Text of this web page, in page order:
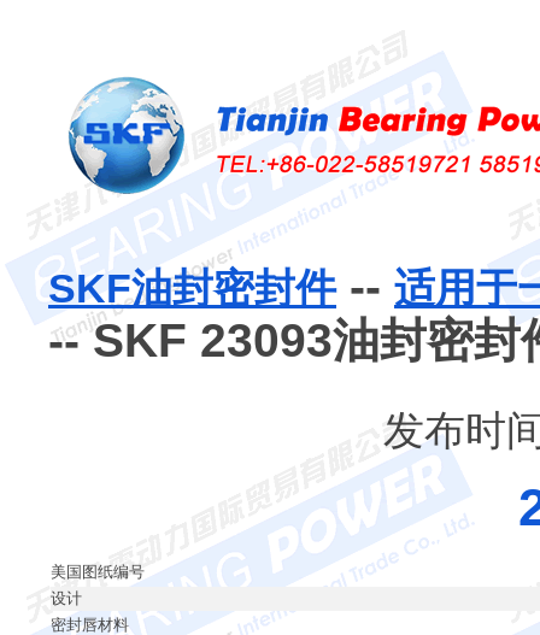
SKF油封密封件-- 适用于
-- SKF 23093油封密封
发布时
美国图纸编号
设计
密封唇材料